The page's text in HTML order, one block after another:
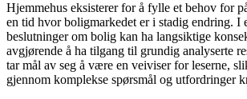
Hjemmehus eksisterer for å fylle et behov for
en tid hvor boligmarkedet er i stadig endring. I
beslutninger om bolig kan ha langsiktige
avgjørende å ha tilgang til grundig analyserte
tar mål av seg å være en veiviser for leserne,
gjennom komplekse spørsmål og utfordringer